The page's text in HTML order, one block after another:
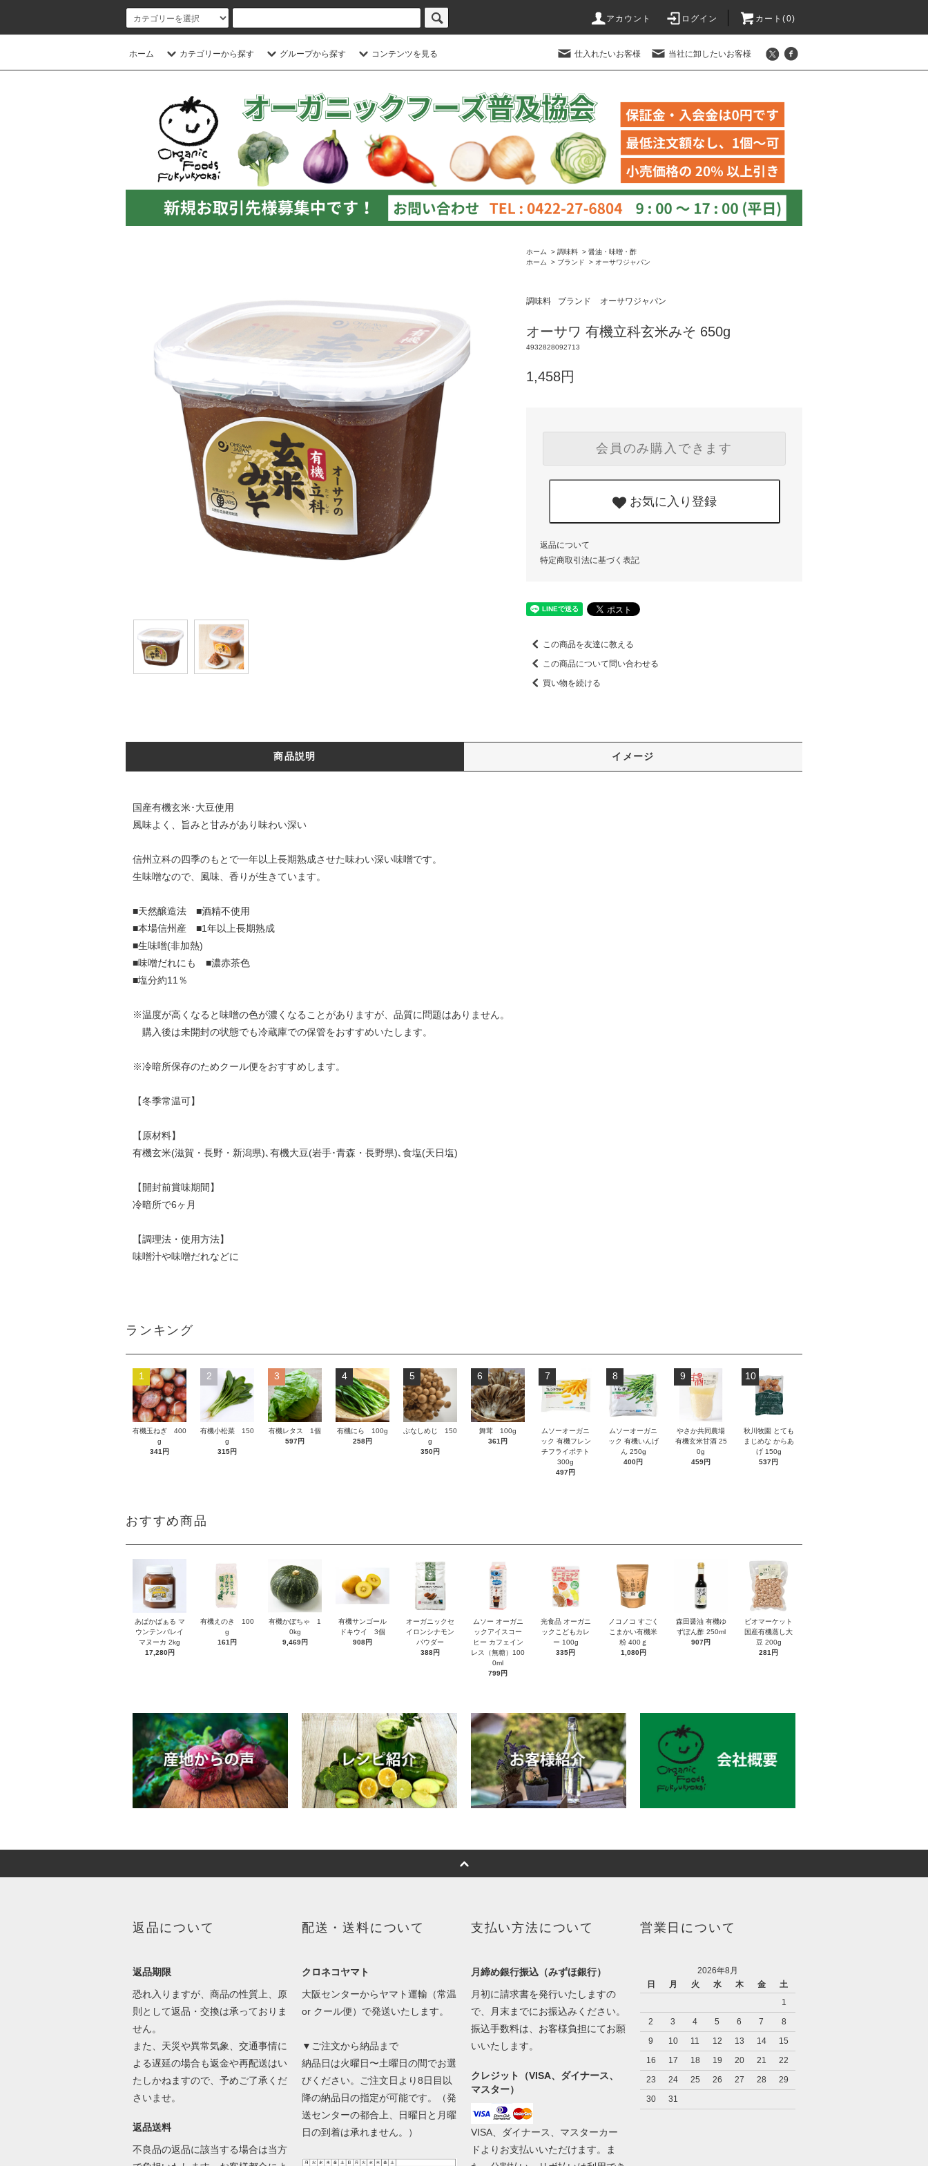
アカウント ログイン カート(0)
ホーム カテゴリーから探す グループから探す コンテンツを見る 仕入れたいお客様 当社に卸したいお客様
ホーム > 調味料 > 醤油・味噌・酢
ホーム
> ブランド > オーサワジャパン
調味料 ブランド オーサワジャパン
オーサワ 有機立科玄米みそ 650g
4932828092713
1,458円
会員のみ購入できます
お気に入り登録
返品について
特定商取引法に基づく表記
この商品を友達に教える
この商品について問い合わせる
買い物を続ける
商品説明 イメージ
国産有機玄米･大豆使用
風味よく、旨みと甘みがあり味わい深い
信州立科の四季のもとで一年以上長期熟成させた味わい深い味噌です。
生味噌なので、風味、香りが生きています。
■天然醸造法 ■酒精不使用
■本場信州産 ■1年以上長期熟成
■生味噌(非加熱)
■味噌だれにも ■濃赤茶色
■塩分約11％
※温度が高くなると味噌の色が濃くなることがありますが、品質に問題はありません。
購入後は未開封の状態でも冷蔵庫での保管をおすすめいたします。
※冷暗所保存のためクール便をおすすめします。
【冬季常温可】
【原材料】
有機玄米(滋賀・長野・新潟県)､有機大豆(岩手･青森・長野県)､食塩(天日塩)
【開封前賞味期間】
冷暗所で6ヶ月
【調理法・使用方法】
味噌汁や味噌だれなどに
ランキング
1
有機玉ねぎ 400
g
341円
2
有機小松菜 150
g
315円
3
有機レタス 1個
597円
4
有機にら 100g
258円
5
ぶなしめじ 150
g
350円
6
舞茸 100g
361円
7
ムソーオーガニ
ック 有機フレン
チフライポテト
300g
497円
8
ムソーオーガニ
ック 有機いんげ
ん 250g
400円
9
やさか共同農場
有機玄米甘酒 25
0g
459円
10
秋川牧園 とても
まじめな からあ
げ 150g
537円
おすすめ商品
あぱかばぁる マ
ウンテンバレイ
マヌーカ 2kg
17,280円
有機えのき 100
g
161円
有機かぼちゃ 1
0kg
9,469円
有機サンゴール
ドキウイ 3個
908円
オーガニックセ
イロンシナモン
パウダー
388円
ムソー オーガニ
ックアイスコー
ヒー カフェイン
レス（無糖）100
0ml
799円
光食品 オーガニ
ックこどもカレ
ー 100g
335円
ノコノコ すごく
こまかい有機米
粉 400ｇ
1,080円
森田醤油 有機ゆ
ずぽん酢 250ml
907円
ビオマーケット
国産有機蒸し大
豆 200g
281円
返品について
返品期限
恐れ入りますが、商品の性質上、原
則として返品・交換は承っておりま
せん。
また、天災や異常気象、交通事情に
よる遅延の場合も返金や再配送はい
たしかねますので、予めご了承くだ
さいませ。
返品送料
不良品の返品に該当する場合は当方
配送・送料について
クロネコヤマト
大阪センターからヤマト運輸（常温
or クール便）で発送いたします。
▼ご注文から納品まで
納品日は火曜日〜土曜日の間でお選
びください。ご注文日より8日目以
降の納品日の指定が可能です。（発
送センターの都合上、日曜日と月曜
日の到着は承れません。）
支払い方法について
月締め銀行振込（みずほ銀行）
月初に請求書を発行いたしますの
で、月末までにお振込みください。
振込手数料は、お客様負担にてお願
いいたします。
クレジット（VISA、ダイナース、
マスター）
VISA、ダイナース、マスターカー
ドよりお支払いいただけます。ま
営業日について
2026年8月
日
月 火 水 木 金
土
1
2
3 4 5 6 7
8
9
10 11 12 13 14
15
16
17 18 19 20 21
22
23
24 25 26 27 28
29
30
31